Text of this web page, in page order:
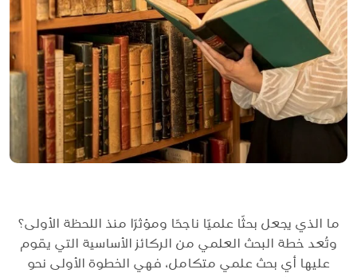
ما الذي يجعل بحثًا علميًا ناجحًا ومؤثرًا منذ اللحظة الأولى؟
وتُعد خطة البحث العلمي من الركائز الأساسية التي يقوم
عليها أي بحث علمي متكامل، فهي الخطوة الأولى نحو